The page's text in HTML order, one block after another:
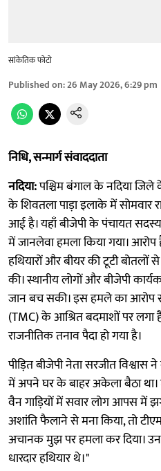
सांकेतिक फोटो
Published on:26 May 2026, 6:29 pm
निधि, सन्मार्ग संवाददाता
नदिया:पश्चिम बंगाल के नदिया
के शिवतला पाड़ा इलाके में
आई है। यहाँ बीजेपी के पंचायत
में जानलेवा हमला किया गया।
हथियारों और बीयर की टूटी
की। स्थानीय लोगों और बीजेपी
जान बच सकी। इस हमले का आरोप
(TMC) के आश्रित बदमाशों पर लगा
राजनीतिक तनाव पैदा हो गया है।
पीड़ित बीजेपी नेता सरजीत विश्वास
में अपने घर के बाहर अकेला बैठा था।
वैन गाड़ियों में सवार लोग आपस में
अशांति फैलाने से मना किया, तो
अचानक मुझ पर हमला कर दिया।
धारदार हथियार थे।"